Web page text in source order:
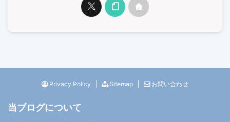
Privacy Policy Sitemap お問い合わせ
当ブログについて